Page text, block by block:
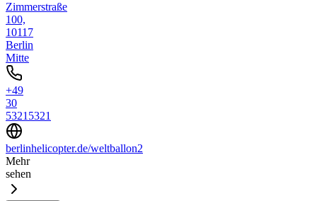
Zimmerstraße
100,
10117
Berlin
Mitte
+49
30
53215321
berlinhelicopter.de/weltballon2
Mehr
sehen